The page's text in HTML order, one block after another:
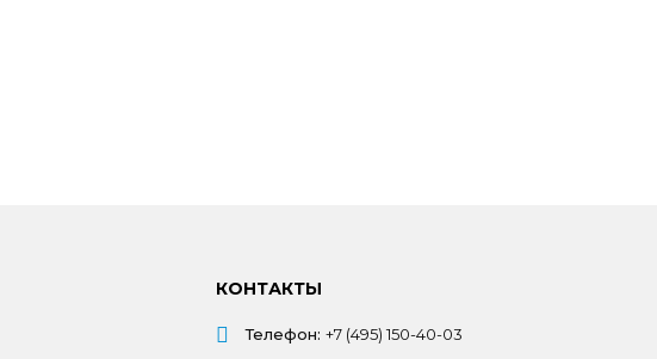
КОНТАКТЫ
Телефон: +7 (495) 150-40-03